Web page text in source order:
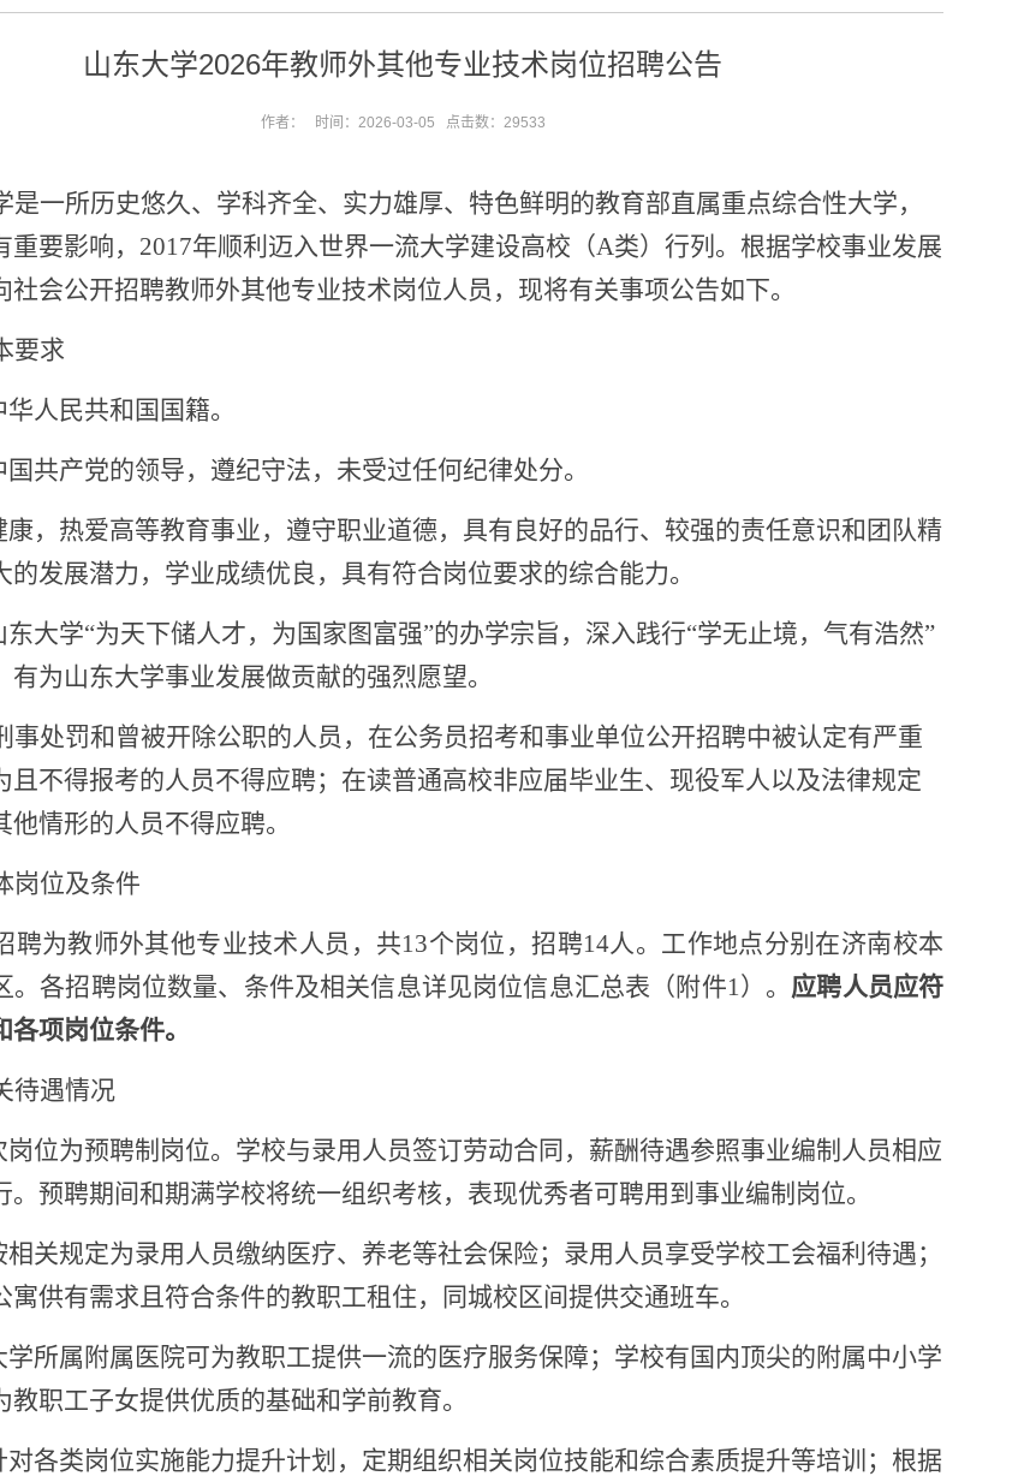
山东大学2026年教师外其他专业技术岗位招聘公告
作者： 时间：2026-03-05 点击数： 29533
是一所历史悠久、学科齐全、实力雄厚、特色鲜明的教育部直属重点综合性大学，
要影响， 2017年顺利迈入世界一流大学建设高校（A类）行列。根据学校事业发展
社会公开招聘教师外其他专业技术岗位人员 ，现将有关事项公告如下。
要求
华人民共和国国籍。
国共产党的领导，遵纪守法，未受过任何纪律处分。
康，热爱高等教育事业，遵守职业道德，具有良好的品行、较强的责任意识和团队精
的发展潜力，学业成绩优良，具有符合岗位要求的综合能力。
东大学“为天下储人才，为国家图富强”的办学宗旨，深入践行“学无止境，气有浩然”
有为山东大学事业发展做贡献的强烈愿望。
事处罚和曾被开除公职的人员，在公务员招考和事业单位公开招聘中被认定有严重
且不得报考的人员不得应聘；在读普通高校非应届毕业生、现役军人以及法律规定
他情形的人员不得应聘。
岗位及条件
聘为教师外其他专业技术人员，共13个岗位，招聘14人。 工作地点分别在济南校本
。各招聘岗位数量、 条件及相关信息详见岗位信息汇总表（附件1） 。 应聘人员应符
各项岗位条件。
待遇情况
岗位为预聘制岗位。学校与录用人员签订劳动合同，薪酬待遇参照事业编制人员相应
。预聘期间和期满学校将统一组织考核，表现优秀者可聘用到事业编制岗位。
相关规定为录用人员缴纳医疗、养老等社会保险；录用人员享受学校工会福利待遇；
寓供有需求且符合条件的教职工租住，
同城校区间提供交通班车。
学所属 附属医院可为教职工提供一流的医疗服务保障；学校有国内顶尖的附属中小学
教职工子女提供优质的基础和学前教育。
对各类岗位实施能力提升计划，定期组织相关岗位技能和综合素质提升等培训；根据